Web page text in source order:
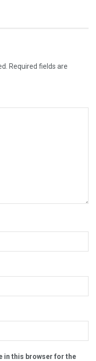
Required fields are
in this browser for the